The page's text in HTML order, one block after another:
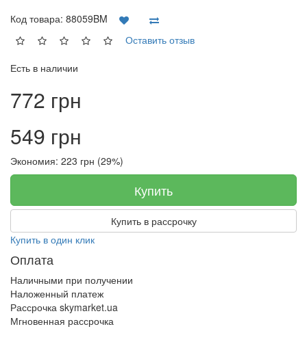
Код товара: 88059BM
Оставить отзыв
Есть в наличии
772 грн
549 грн
Экономия: 223 грн (29%)
Купить
Купить в рассрочку
Купить в один клик
Оплата
Наличными при получении
Наложенный платеж
Рассрочка skymarket.ua
Мгновенная рассрочка